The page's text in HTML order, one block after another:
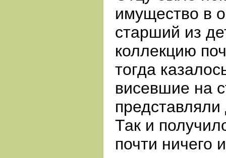
имущество в
старший из
коллекцию
тогда
висевшие на
Так и
почти